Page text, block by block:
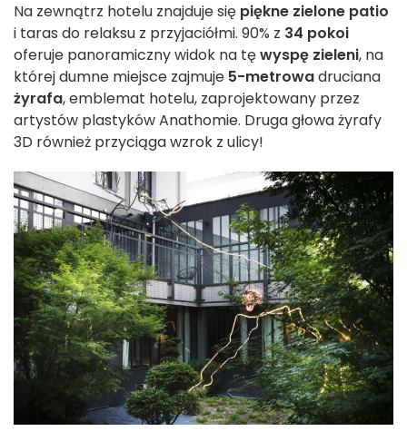
Na zewnątrz hotelu znajduje się piękne zielone patio
i taras do relaksu z przyjaciółmi. 90% z 34 pokoi
oferuje panoramiczny widok na tęwyspę zieleni, na
której dumne miejsce zajmuje 5-metrowadruciana
żyrafa, emblemat hotelu, zaprojektowany przez
artystów plastyków Anathomie. Druga głowa żyrafy
3D również przyciąga wzrok z ulicy!